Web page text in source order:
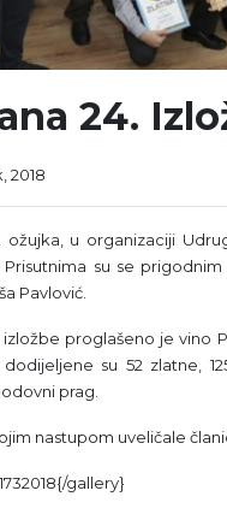
24.
2018
ožujka, u organizaciji
Prisutnima su se
Pavlović.
proglašeno je vino
su 52 zlatne,
prag.
nastupom uveličale
gallery}